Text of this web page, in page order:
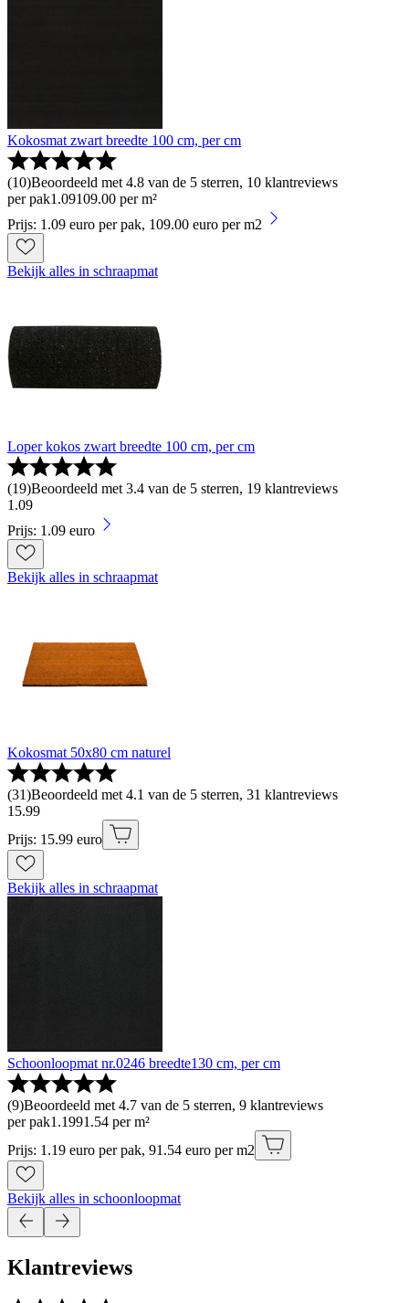
Kokosmat zwart breedte 100 cm, per cm
(10)Beoordeeld met 4.8 van de 5 sterren, 10 klantreviews
per pak1 .09109.00 per m²
Prijs: 1.09 euro per pak, 109.00 euro per m2
Bekijk alles in schraapmat
Loper kokos zwart breedte 100 cm, per cm
(19)Beoordeeld met 3.4 van de 5 sterren, 19 klantreviews
1 .09
Prijs: 1.09 euro
Bekijk alles in schraapmat
Kokosmat 50x80 cm naturel
(31)Beoordeeld met 4.1 van de 5 sterren, 31 klantreviews
15.99
Prijs: 15.99 euro
Bekijk alles in schraapmat
Schoonloopmat nr.0246 breedte130 cm, per cm
(9)Beoordeeld met 4.7 van de 5 sterren, 9 klantreviews
per pak1 .1991.54 per m²
Prijs: 1.19 euro per pak, 91.54 euro per m2
Bekijk alles in schoonloopmat
Klantreviews